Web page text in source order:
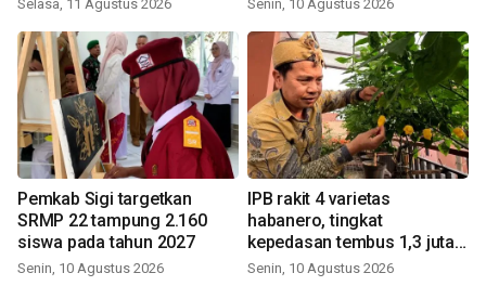
Selasa, 11 Agustus 2026 Senin, 10 Agustus 2026
Pemkab Sigi targetkan
SRMP 22 tampung 2.160
siswa pada tahun 2027
Senin, 10 Agustus 2026
IPB rakit 4 varietas
habanero, tingkat
kepedasan tembus 1,3 juta
SHU
Senin, 10 Agustus 2026